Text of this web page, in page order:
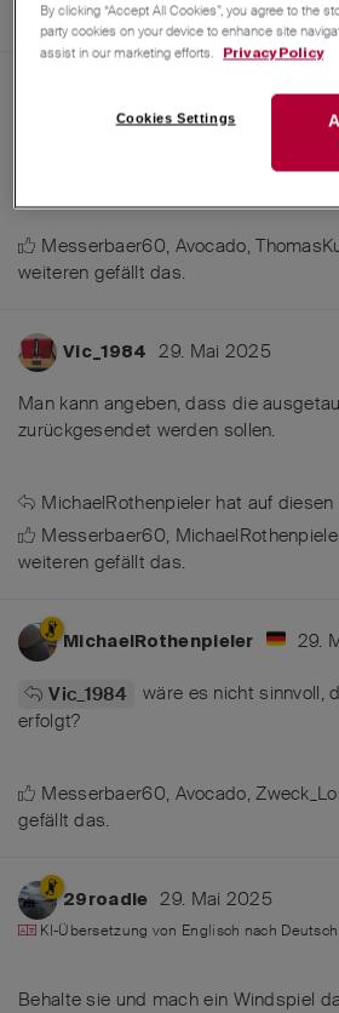
29.
das sehe ich
die Recycling-Quote erhöhen kann,
Messerbaer60, Avocado,
weiteren gefällt das.
Vic_1984 29. Mai 2025
Man kann angeben, dass die
zurückgesendet werden sollen.
MichaelRothenpieler hat auf
Messerbaer60,
weiteren gefällt das.
MichaelRothenpieler 29.
Vic_1984
wäre es nicht sinnvoll,
erfolgt?
Messerbaer60, Avocado,
gefällt das.
29roadie 29. Mai 2025
KI-Übersetzung von Englisch nach Deutsch
Behalte sie und mach ein Windspiel
By clicking “Accept All Cookies”, you agree to the
party cookies on your device to enhance site
assist in our marketing efforts.
Privacy Policy
Cookies Settings